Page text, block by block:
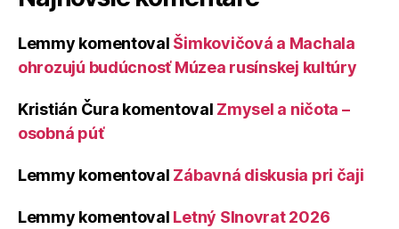
Lemmy komentoval Šimkovičová a Machala
ohrozujú budúcnosť Múzea rusínskej kultúry
Kristián Čura komentoval Zmysel a ničota –
osobná púť
Lemmy komentoval Zábavná diskusia pri čaji
Lemmy komentoval Letný Slnovrat 2026